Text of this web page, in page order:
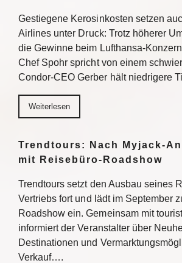
Gestiegene Kerosinkosten setzen
Airlines unter Druck: Trotz höherer
die Gewinne beim Lufthansa-
Chef Spohr spricht von einem
Condor-CEO Gerber hält niedrigere
Weiterlesen
Trendtours: Nach Myjack-
mit Reisebüro-Roadshow
Trendtours setzt den Ausbau seines
Vertriebs fort und lädt im September
Roadshow ein. Gemeinsam mit
informiert der Veranstalter über
Destinationen und
Verkauf….